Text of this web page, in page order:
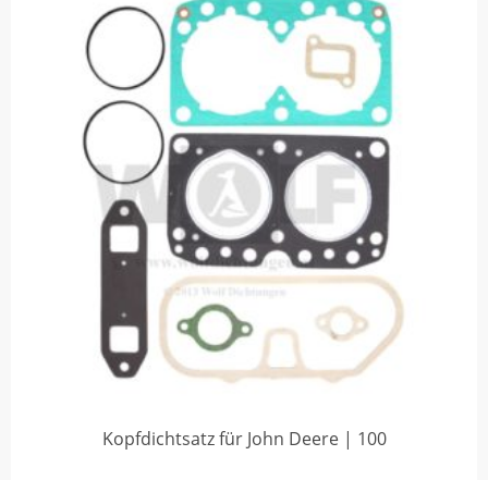
Kopfdichtsatz für John Deere | 100